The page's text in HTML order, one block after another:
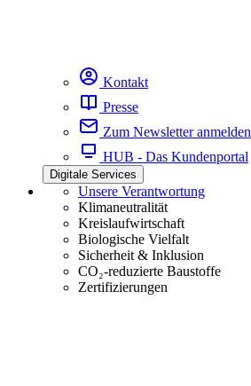
Kontakt
Presse
Zum Newsletter anmelden
HUB - Das Kundenportal
Digitale Services
Unsere Verantwortung
Klimaneutralität
Kreislaufwirtschaft
Biologische Vielfalt
Sicherheit & Inklusion
CO₂-reduzierte Baustoffe
Zertifizierungen